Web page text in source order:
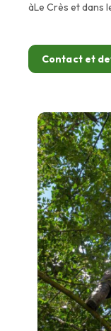
àLe Crès et dans
Contact et